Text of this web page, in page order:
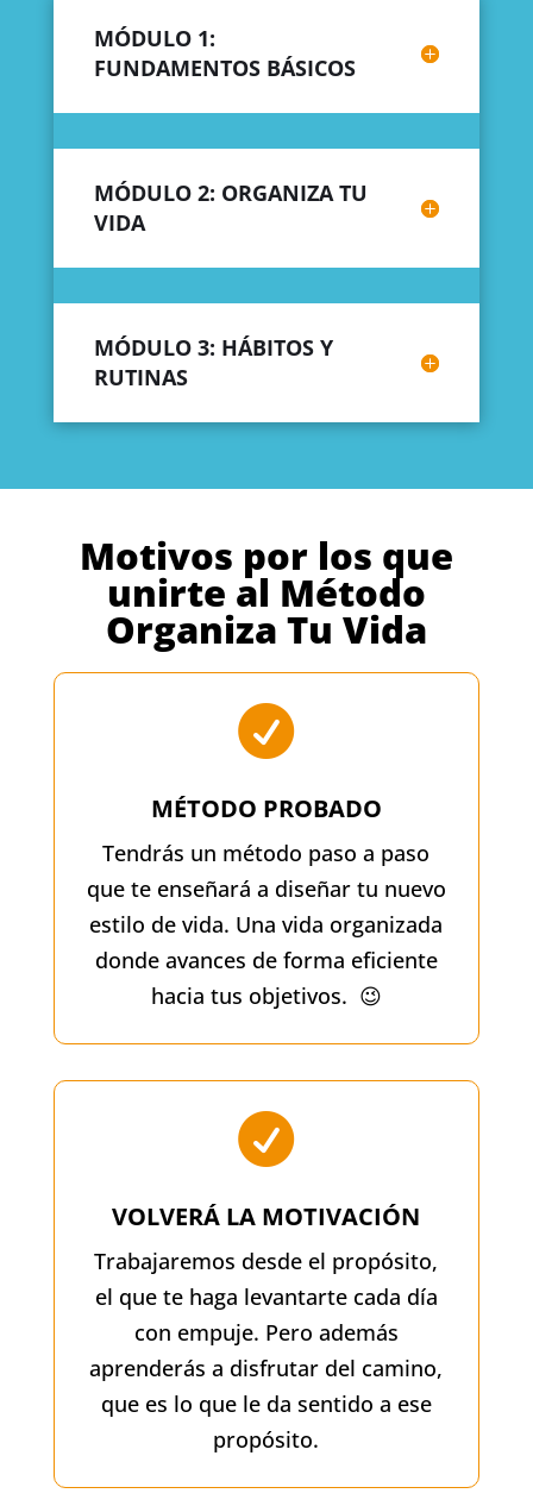
MÓDULO 1:
FUNDAMENTOS BÁSICOS
MÓDULO 2: ORGANIZA TU
VIDA
MÓDULO 3: HÁBITOS Y
RUTINAS
Motivos por los que
unirte al Método
Organiza Tu Vida

MÉTODO PROBADO
Tendrás un método paso a paso
que te enseñará a diseñar tu nuevo
estilo de vida. Una vida organizada
donde avances de forma eficiente
hacia tus objetivos. 😉

VOLVERÁ LA MOTIVACIÓN
Trabajaremos desde el propósito,
el que te haga levantarte cada día
con empuje. Pero además
aprenderás a disfrutar del camino,
que es lo que le da sentido a ese
propósito.